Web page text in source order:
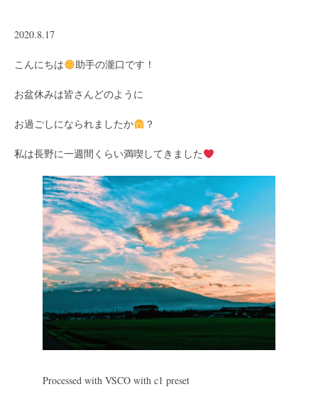
2020.8.17
こんにちは 助手の瀧口です！
お盆休みは皆さんどのように
お過ごしになられましたか ？
私は長野に一週間くらい満喫してきました
Processed with VSCO with c1 preset